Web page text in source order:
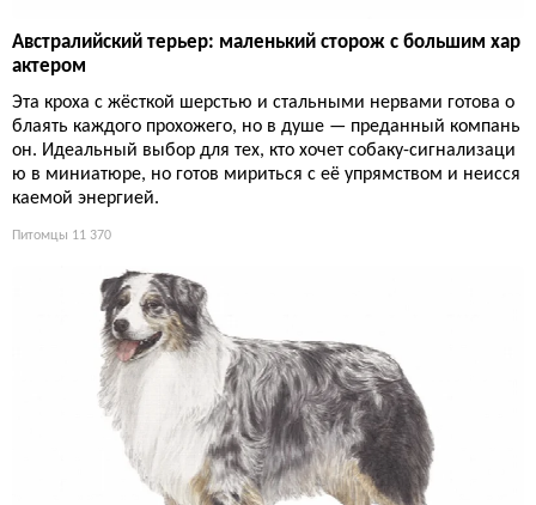
Австралийский терьер: маленький сторож с большим хар
актером
Эта кроха с жёсткой шерстью и стальными нервами готова о
блаять каждого прохожего, но в душе — преданный компань
он. Идеальный выбор для тех, кто хочет собаку-сигнализаци
ю в миниатюре, но готов мириться с её упрямством и неисся
каемой энергией.
Питомцы 11 370